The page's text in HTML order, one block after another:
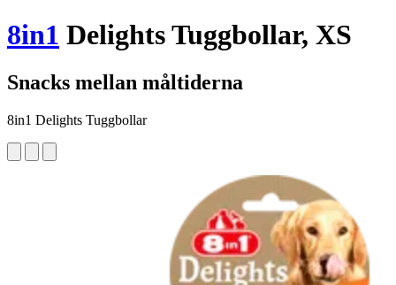
8in1 Delights Tuggbollar, XS
Snacks mellan måltiderna
8in1 Delights Tuggbollar